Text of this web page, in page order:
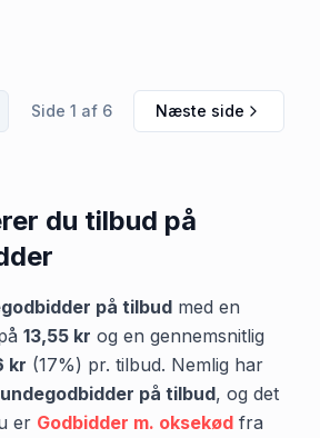
Side 1 af 6 Næste side
du tilbud på
på tilbud med en
13,55 kr og en gennemsnitlig
kr (17%) pr. tilbud. Nemlig har
på tilbud, og det
er Godbidder m. oksekød fra